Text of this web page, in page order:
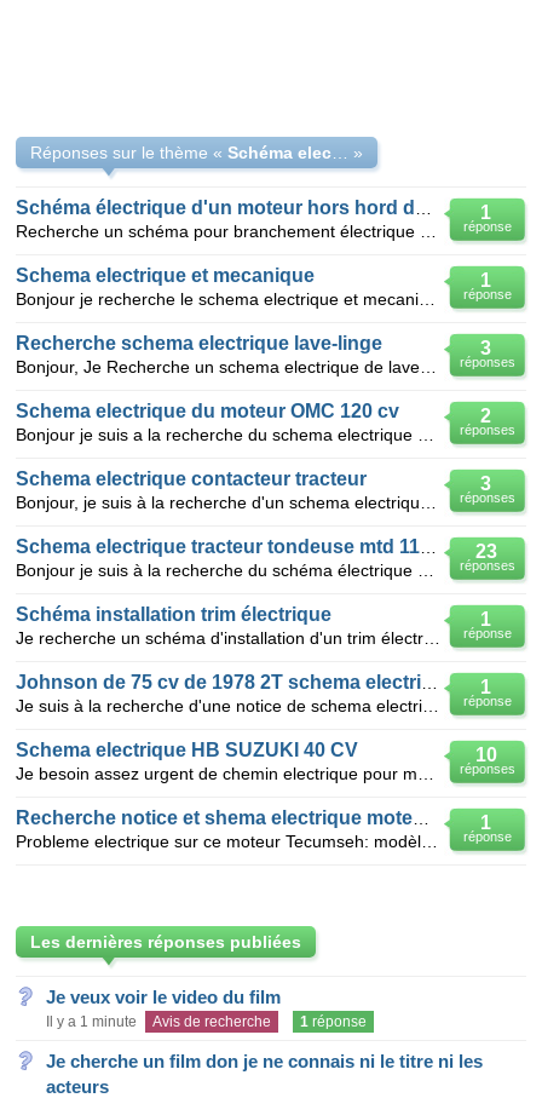
Réponses sur le thème « »
1
réponse
1
réponse
Schema electrique et mecanique
3
réponses
Recherche schema electrique lave-linge
2
réponses
Schema electrique du moteur OMC 120 cv
3
réponses
Schema electrique contacteur tracteur
23
réponses
1
réponse
Schéma installation trim électrique
1
réponse
10
réponses
Schema electrique HB SUZUKI 40 CV
1
réponse
Les dernières réponses publiées
Je veux voir le video du film
Il y a 1 minute Avis de recherche 1 réponse
Je cherche un film don je ne connais ni le titre ni les
acteurs